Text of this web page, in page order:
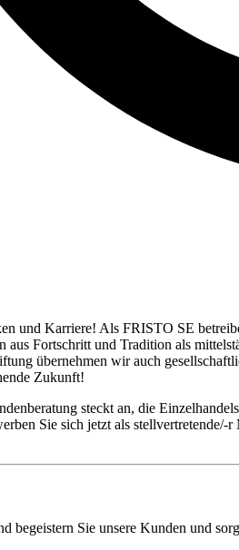
und Karriere! Als FRISTO SE
Fortschritt und Tradition als
übernehmen wir auch
Zukunft!
steckt an, die
Sie sich jetzt als
begeistern Sie unsere Kunden und